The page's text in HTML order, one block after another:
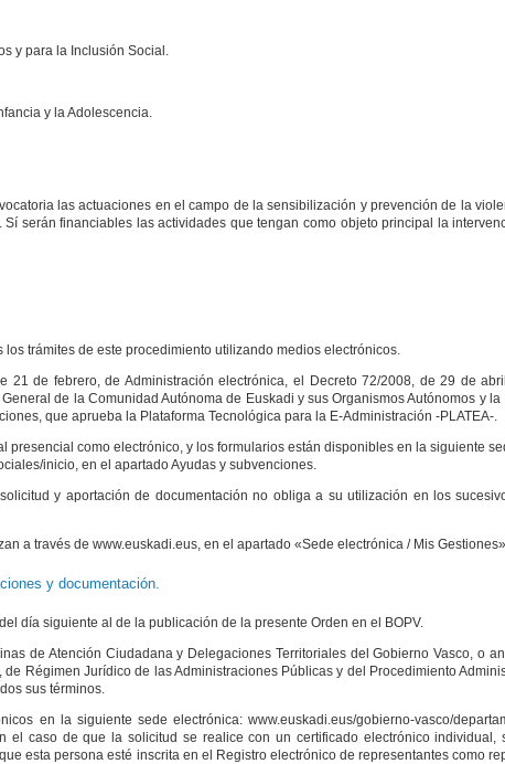
y para la Inclusión Social.
y la Adolescencia.
las actuaciones en el campo de la sensibilización y prevención de la
serán financiables las actividades que tengan como objeto principal la
trámites de este procedimiento utilizando medios electrónicos.
21 de febrero, de Administración electrónica, el Decreto 72/2008, de 29 de
de la Comunidad Autónoma de Euskadi y sus Organismos Autónomos y
que aprueba la Plataforma Tecnológica para la E-Administración -PLATEA-.
presencial como electrónico, y los formularios están disponibles en la siguiente
inicio, en el apartado Ayudas y subvenciones.
y aportación de documentación no obliga a su utilización en los
a través de www.euskadi.eus, en el apartado «Sede electrónica / Mis
y documentación.
día siguiente al de la publicación de la presente Orden en el BOPV.
de Atención Ciudadana y Delegaciones Territoriales del Gobierno Vasco, o
Régimen Jurídico de las Administraciones Públicas y del Procedimiento
sus términos.
en la siguiente sede electrónica: www.euskadi.eus/gobierno-vasco/
el caso de que la solicitud se realice con un certificado electrónico individual,
esta persona esté inscrita en el Registro electrónico de representantes como